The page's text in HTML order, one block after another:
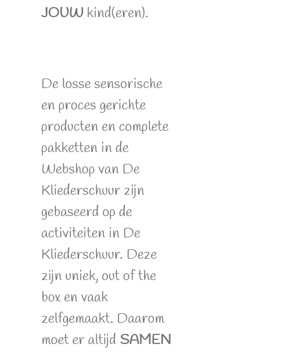
JOUW kind(eren).
De losse sensorische
en proces gerichte
producten en complete
pakketten in de
Webshop van De
Kliederschuur zijn
gebaseerd op de
activiteiten in De
Kliederschuur. Deze
zijn uniek, out of the
box en vaak
zelfgemaakt. Daarom
moet er altijd SAMEN